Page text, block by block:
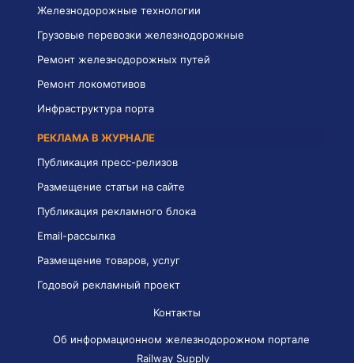
Железнодорожные технологии
Грузовые перевозки железнодорожные
Ремонт железнодорожных путей
Ремонт локомотивов
Инфраструктура порта
РЕКЛАМА В ЖУРНАЛЕ
Публикация пресс-релизов
Размещение статьи на сайте
Публикация рекламного блока
Email-рассылка
Размещение товаров, услуг
Годовой рекламный проект
Контакты
Об информационном железнодорожном портале
Railway Supply